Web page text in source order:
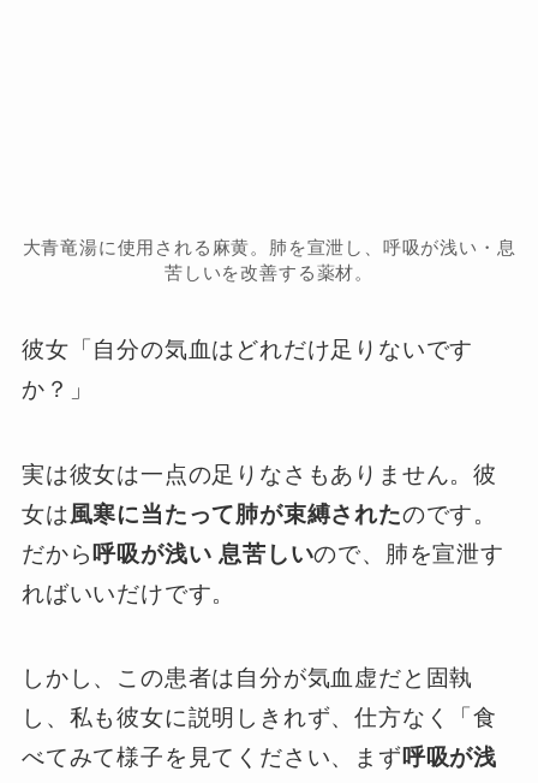
大青竜湯に使用される麻黄。肺を宣泄し、呼吸が浅い・息
苦しいを改善する薬材。
彼女「自分の気血はどれだけ足りないです
か？」
実は彼女は一点の足りなさもありません。彼
女は風寒に当たって肺が束縛されたのです。
だから 呼吸が浅い 息苦しいので、肺を宣泄す
ればいいだけです。
しかし、この患者は自分が気血虚だと固執
し、私も彼女に説明しきれず、仕方なく「食
べてみて様子を見てください、まず呼吸が浅